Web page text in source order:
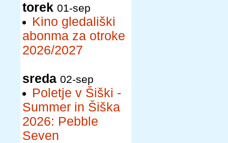
torek 01-sep
Kino gledališki
abonma za otroke
2026/2027
sreda 02-sep
Poletje v Šiški -
Summer in Šiška
2026: Pebble
Seven